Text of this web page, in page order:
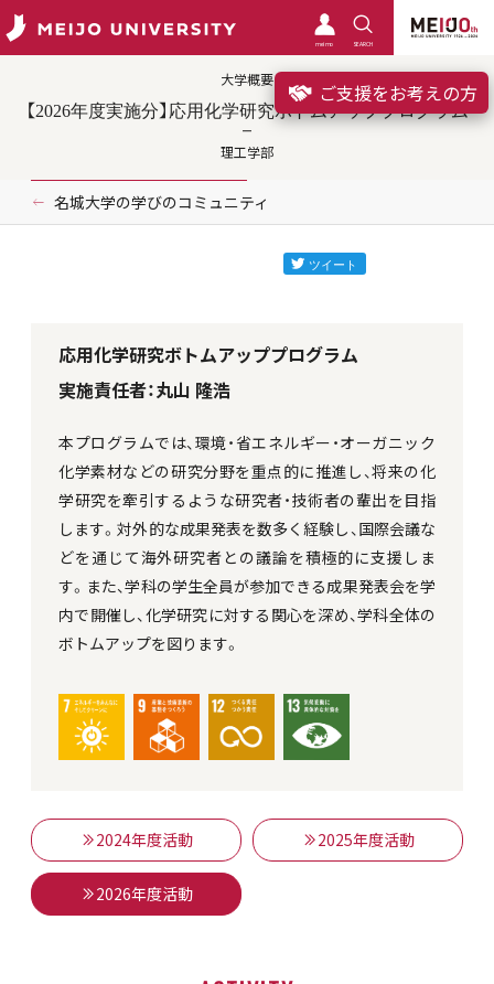
meimo SEARCH
ご支援をお考えの方
大学概要
【2026年度実施分】応用化学研究ボトムアッププログラム
理工学部
名城大学の学びのコミュニティ
応用化学研究ボトムアッププログラム
実施責任者：丸山 隆浩
本プログラムでは、環境・省エネルギー・オーガニック
化学素材などの研究分野を重点的に推進し、将来の化
学研究を牽引するような研究者・技術者の輩出を目指
します。対外的な成果発表を数多く経験し、国際会議な
どを通じて海外研究者との議論を積極的に支援しま
す。また、学科の学生全員が参加できる成果発表会を学
内で開催し、化学研究に対する関心を深め、学科全体の
ボトムアップを図ります。
2024年度活動 2025年度活動
2026年度活動